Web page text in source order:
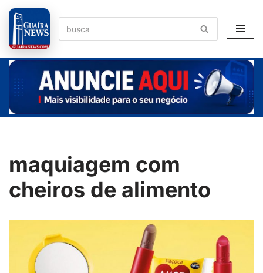
Pular
para
o
conteúdo
maquiagem com
cheiros de alimento